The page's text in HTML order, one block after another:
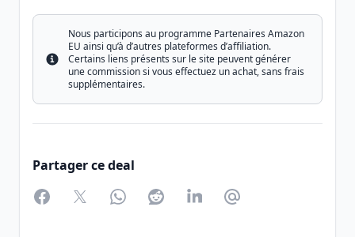
Info
Nous participons au programme Partenaires Amazon
EU ainsi qu’à d’autres plateformes d’affiliation.
Certains liens présents sur le site peuvent générer
une commission si vous effectuez un achat, sans frais
supplémentaires.
Partager ce deal
FacebookTwitterWhatsAppRedditLinkedInPartager par Email